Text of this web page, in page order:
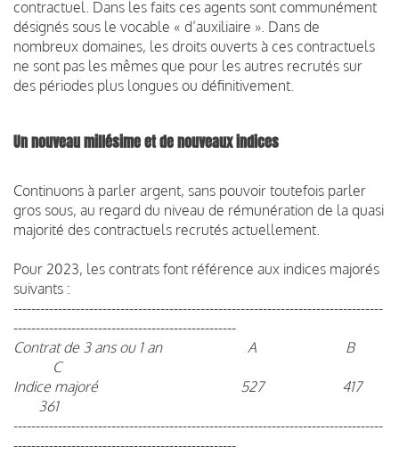
contractuel. Dans les faits ces agents sont communément
désignés sous le vocable « d’auxiliaire ». Dans de
nombreux domaines, les droits ouverts à ces contractuels
ne sont pas les mêmes que pour les autres recrutés sur
des périodes plus longues ou définitivement.
Un nouveau millésime et de nouveaux indices
Continuons à parler argent, sans pouvoir toutefois parler
gros sous, au regard du niveau de rémunération de la quasi
majorité des contractuels recrutés actuellement.
Pour 2023, les contrats font référence aux indices majorés
suivants :
-----------------------------------------------------------------------------------
--------------------------------------------------
Contrat de 3 ans ou 1 an A B
C
Indice majoré 527 417
361
-----------------------------------------------------------------------------------
--------------------------------------------------